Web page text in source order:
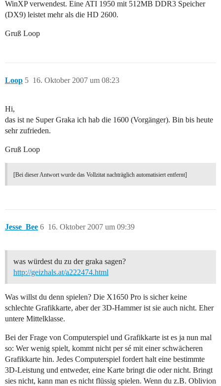
WinXP verwendest. Eine ATI 1950 mit 512MB DDR3 Speicher
(DX9) leistet mehr als die HD 2600.
Gruß Loop
Loop 16. Oktober 2007 um 08:23
5
Hi,
das ist ne Super Graka ich hab die 1600 (Vorgänger). Bin bis heute
sehr zufrieden.
Gruß Loop
[Bei dieser Antwort wurde das Vollzitat nachträglich automatisiert entfernt]
Jesse_Bee 16. Oktober 2007 um 09:39
6
was würdest du zu der graka sagen?
http://geizhals.at/a222474.html
Was willst du denn spielen? Die X1650 Pro is sicher keine
schlechte Grafikkarte, aber der 3D-Hammer ist sie auch nicht. Eher
untere Mittelklasse.
Bei der Frage von Computerspiel und Grafikkarte ist es ja nun mal
so: Wer wenig spielt, kommt nicht per sé mit einer schwächeren
Grafikkarte hin. Jedes Computerspiel fordert halt eine bestimmte
3D-Leistung und entweder, eine Karte bringt die oder nicht. Bringt
sies nicht, kann man es nicht flüssig spielen. Wenn du z.B. Oblivion